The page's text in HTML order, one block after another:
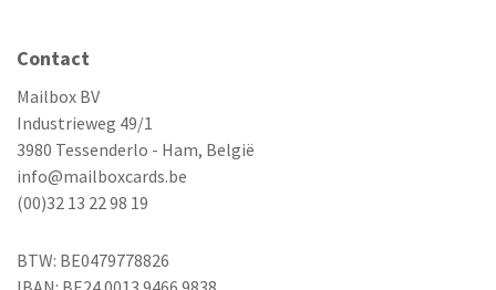
Contact
Mailbox BV
Industrieweg 49/1
3980 Tessenderlo - Ham, België
info@mailboxcards.be
(00)32 13 22 98 19
BTW: BE0479778826